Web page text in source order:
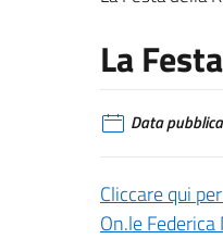
La
Data
Cliccare qui
On.le